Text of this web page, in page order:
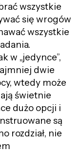
wszystkie
się wrogów
wszystkie
w „jedynce”,
dwie
wtedy może
świetnie
dużo opcji i
są
rozdział, nie